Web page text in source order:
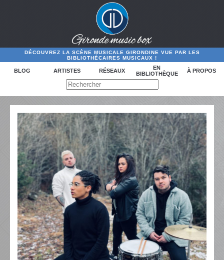
DÉCOUVREZ LA SCÈNE MUSICALE GIRONDINE VUE PAR LES
BIBLIOTHÉCAIRES MUSICAUX !
BLOG ARTISTES RÉSEAUX
EN
BIBLIOTHÈQUE
À PROPOS